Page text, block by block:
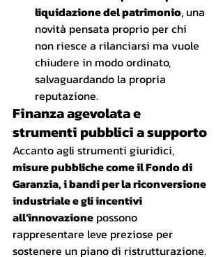
liquidazione del patrimonio, una
novità pensata proprio per chi
non riesce a rilanciarsi ma vuole
chiudere in modo ordinato,
salvaguardando la propria
reputazione.
Finanza agevolata e
strumenti pubblici a supporto
Accanto agli strumenti giuridici,
misure pubbliche come il Fondo di
Garanzia, i bandi per la riconversione
industriale e gli incentivi
all’innovazione possono
rappresentare leve preziose per
sostenere un piano di ristrutturazione.